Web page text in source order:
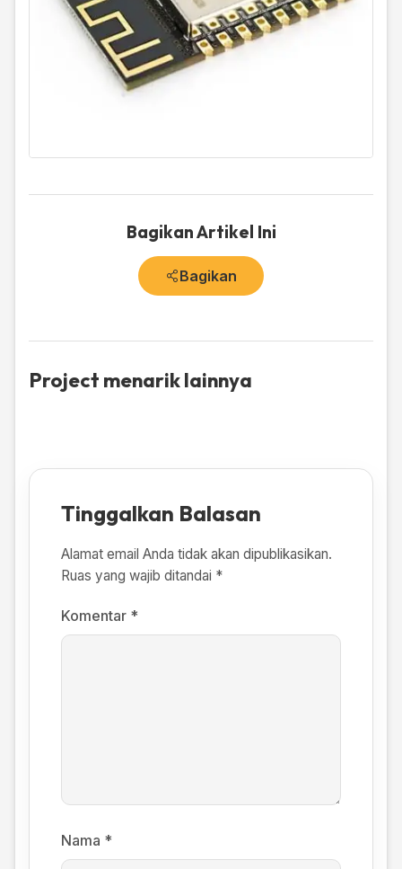
Bagikan Artikel Ini
Bagikan
Project menarik lainnya
Tinggalkan Balasan
Alamat email Anda tidak akan dipublikasikan.
Ruas yang wajib ditandai *
Komentar *
Nama *